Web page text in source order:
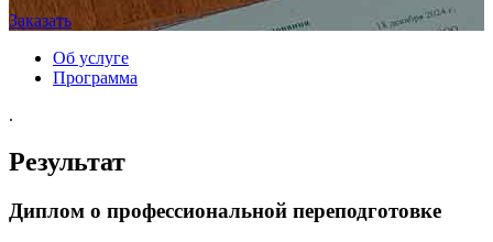
Заказать
Об услуге
Программа
.
Результат
Диплом о профессиональной переподготовке